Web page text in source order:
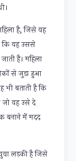
है, जिसे वह
कि वह उससे
है। महिला
से जुड़ा हुआ
भी बताती है कि
जो वह उसे दे
बनाने में मदद
लड़की है जिसे